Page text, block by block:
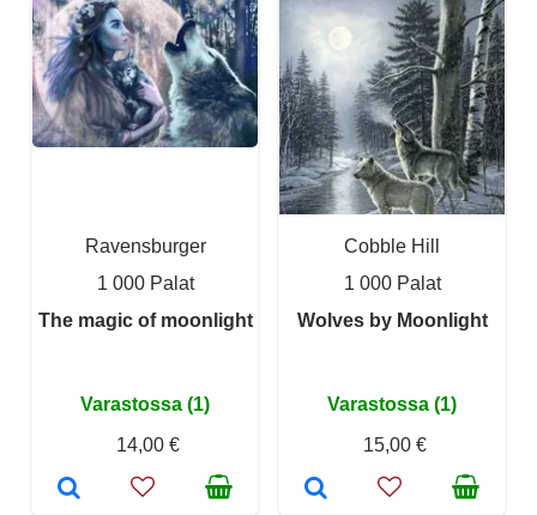
Ravensburger
1 000 Palat
The magic of moonlight
Varastossa (1)
14,00 €
Cobble Hill
1 000 Palat
Wolves by Moonlight
Varastossa (1)
15,00 €